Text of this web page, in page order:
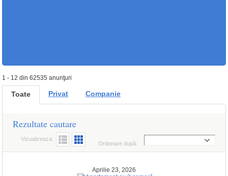
1 - 12 din 62535 anunţuri
Toate Privat Companie
Rezultate cautare
Ordonare după:
Vizualizeaza:
Aprilie 23, 2026